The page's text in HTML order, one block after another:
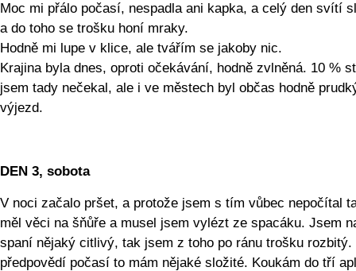
Moc mi přálo počasí, nespadla ani kapka, a celý den svítí
a do toho se trošku honí mraky.
Hodně mi lupe v klice, ale tvářím se jakoby nic.
Krajina byla dnes, oproti očekávání, hodně zvlněná. 10 %
jsem tady nečekal, ale i ve městech byl občas hodně
výjezd.
DEN 3, sobota
V noci začalo pršet, a protože jsem s tím vůbec nepočítal
měl věci na šňůře a musel jsem vylézt ze spacáku. Jsem
spaní nějaký citlivý, tak jsem z toho po ránu trošku rozbitý.
předpovědí počasí to mám nějaké složité. Koukám do tří